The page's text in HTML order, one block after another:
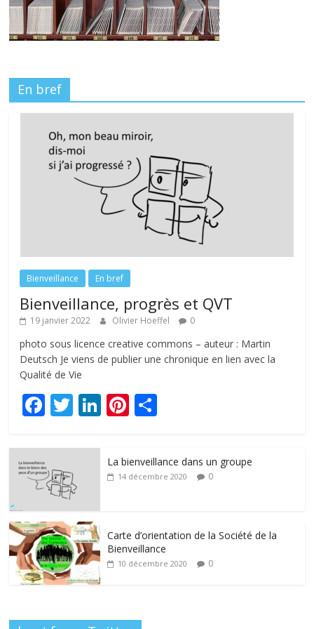
En bref
Bienveillance En bref
Bienveillance, progrès et QVT
19 janvier 2022 Olivier Hoeffel 0
photo sous licence creative commons – auteur : Martin
Deutsch Je viens de publier une chronique en lien avec la
Qualité de Vie
F
e
b
o
o
k
T
itt
er
Li
e
Pi
e g
La bienveillance dans un groupe
14 décembre 2020 0
Carte d’orientation de la Société de la
Bienveillance
10 décembre 2020 0